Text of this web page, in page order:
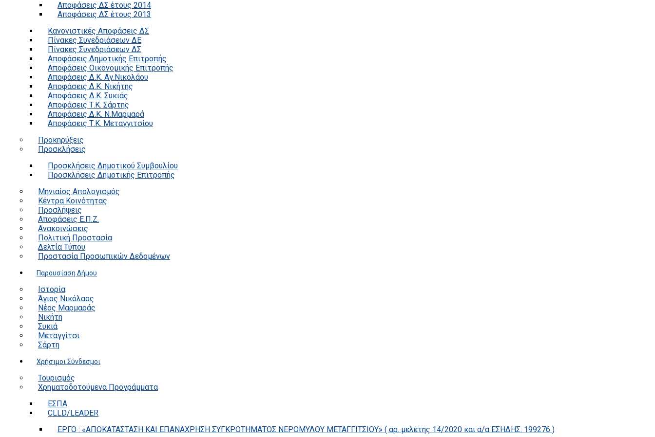
Αποφάσεις ΔΣ έτους 2014
Αποφάσεις ΔΣ έτους 2013
Κανονιστικές Αποφάσεις ΔΣ
Πίνακες Συνεδριάσεων ΔΕ
Πίνακες Συνεδριάσεων ΔΣ
Αποφάσεις Δημοτικής Επιτροπής
Αποφάσεις Οικονομικής Επιτροπής
Αποφάσεις Δ.Κ. Αγ.Νικολάου
Αποφάσεις Δ.Κ. Νικήτης
Αποφάσεις Δ.Κ. Συκιάς
Αποφάσεις Τ.Κ. Σάρτης
Αποφάσεις Δ.Κ. Ν.Μαρμαρά
Αποφάσεις Τ.Κ. Μεταγγιτσίου
Προκηρύξεις
Προσκλήσεις
Προσκλήσεις Δημοτικού Συμβουλίου
Προσκλήσεις Δημοτικής Επιτροπής
Μηνιαίος Απολογισμός
Κέντρα Κοινότητας
Προσλήψεις
Αποφάσεις Ε.Π.Ζ.
Ανακοινώσεις
Πολιτική Προστασία
Δελτία Τύπου
Προστασία Προσωπικών Δεδομένων
Παρουσίαση Δήμου
Ιστορία
Άγιος Νικόλαος
Νέος Μαρμαράς
Νικήτη
Συκιά
Μεταγγίτσι
Σάρτη
Χρήσιμοι Σύνδεσμοι
Τουρισμός
Χρηματοδοτούμενα Προγράμματα
ΕΣΠΑ
CLLD/LEADER
ΕΡΓΟ : «ΑΠΟΚΑΤΑΣΤΑΣΗ ΚΑΙ ΕΠΑΝΑΧΡΗΣΗ ΣΥΓΚΡΟΤΗΜΑΤΟΣ ΝΕΡΟΜΥΛΟΥ ΜΕΤΑΓΓΙΤΣΙΟΥ» ( αρ. μελέτης 14/2020 και α/α ΕΣΗΔΗΣ: 199276 )